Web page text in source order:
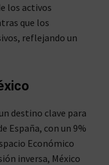
los activos
que los
reflejando un
destino clave para
España, con un 9%
Económico
inversa, México